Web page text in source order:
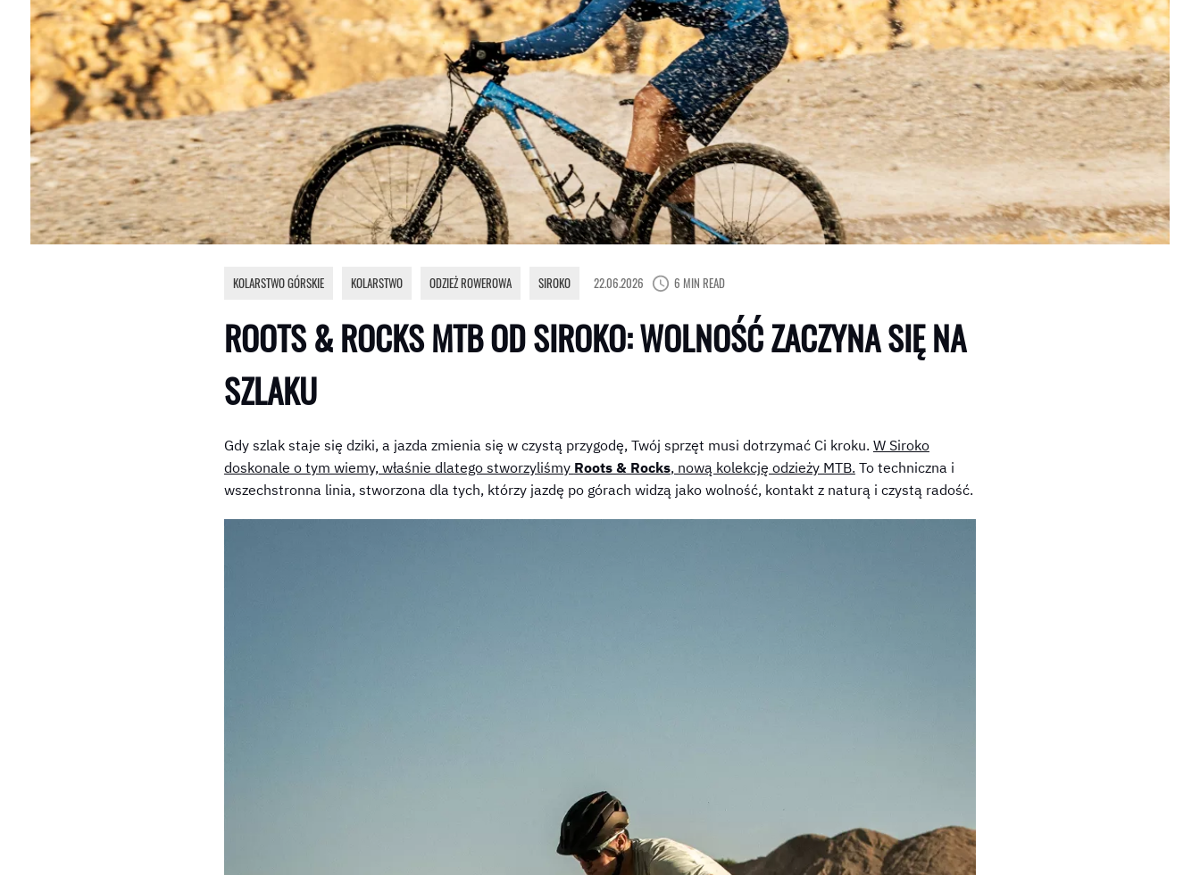
ROOTS & ROCKS MTB OD SIROKO: WOLNOŚĆ ZACZYNA SIĘ NA
SZLAKU
KOLARSTWO GÓRSKIE KOLARSTWO ODZIEŻ ROWEROWA SIROKO 22.06.2026 6 MIN READ
Gdy szlak staje się dziki, a jazda zmienia się w czystą przygodę, Twój sprzęt musi dotrzymać Ci kroku. W Siroko
doskonale o tym wiemy, właśnie dlatego stworzyliśmy Roots & Rocks, nową kolekcję odzieży MTB. To techniczna i
wszechstronna linia, stworzona dla tych, którzy jazdę po górach widzą jako wolność, kontakt z naturą i czystą radość.